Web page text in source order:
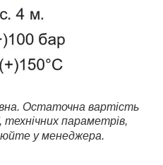
Остаточна вартість
технічних параметрів,
у менеджера.